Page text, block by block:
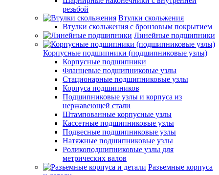
резьбой
Втулки скольжения
Втулки скольжения с бронзовым покрытием
Линейные подшипники
Корпусные подшипники (подшипниковые узлы)
Корпусные подшипники
Фланцевые подшипниковые узлы
Стационарные подшипниковые узлы
Корпуса подшипников
Подшипниковые узлы и корпуса из
нержавеющей стали
Штампованные корпусные узлы
Кассетные подшипниковые узлы
Подвесные подшипниковые узлы
Натяжные подшипниковые узлы
Роликоподшипниковые узлы для
метрических валов
Разъемные корпуса